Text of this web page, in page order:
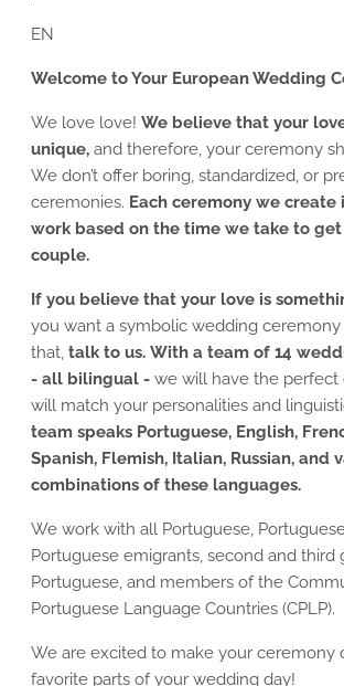
EN
Welcome to Your European Wedding
We love love! We believe that your
unique, and therefore, your ceremony
We don’t offer boring, standardized, or
ceremonies. Each ceremony we create
work based on the time we take to
couple.
If you believe that your love is
you want a symbolic wedding
that, talk to us. With a team of 14
- all bilingual - we will have the perfect
will match your personalities and
team speaks Portuguese, English,
Spanish, Flemish, Italian, Russian, and
combinations of these languages.
We work with all Portuguese,
Portuguese emigrants, second and third
Portuguese, and members of the
Portuguese Language Countries (CPLP).
We are excited to make your ceremony
favorite parts of your wedding day!